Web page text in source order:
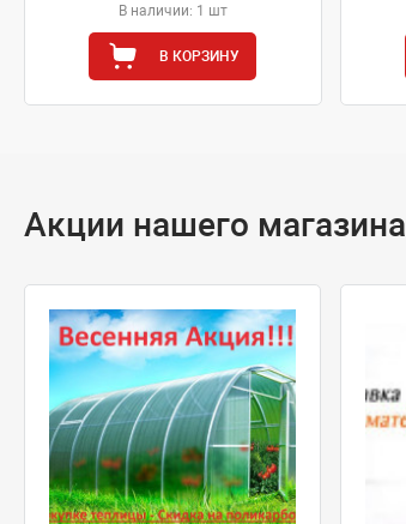
В наличии: 1 шт
В КОРЗИНУ
Акции нашего магазина